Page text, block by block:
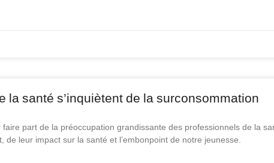
santé s’inquiètent de la surconsommation
part de la préoccupation grandissante des professionnels de la
leur impact sur la santé et l’embonpoint de notre jeunesse.